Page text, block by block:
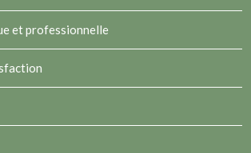
et professionnelle